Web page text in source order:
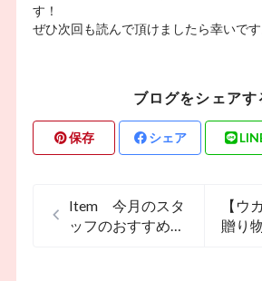
す！
ぜひ次回も読んで頂けましたら幸いです
ブログをシェアす
保存 シェア
Item 今月のスタ
ッフのおすすめ
【ウ
贈り